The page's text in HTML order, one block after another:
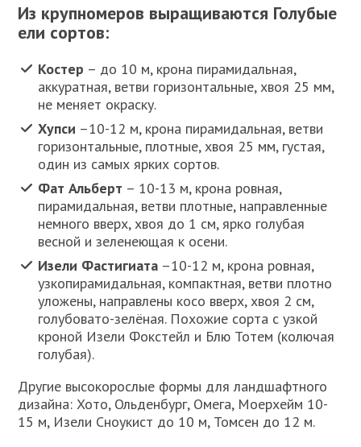
Из крупномеров выращиваются Голубые
ели сортов:
Костер – до 10 м, крона пирамидальная,
аккуратная, ветви горизонтальные, хвоя 25 мм,
не меняет окраску.
Хупси –10-12 м, крона пирамидальная, ветви
горизонтальные, плотные, хвоя 25 мм, густая,
один из самых ярких сортов.
Фат Альберт – 10-13 м, крона ровная,
пирамидальная, ветви плотные, направленные
немного вверх, хвоя до 1 см, ярко голубая
весной и зеленеющая к осени.
Изели Фастигиата –10-12 м, крона ровная,
узкопирамидальная, компактная, ветви плотно
уложены, направлены косо вверх, хвоя 2 см,
голубовато-зелёная. Похожие сорта с узкой
кроной Изели Фокстейл и Блю Тотем (колючая
голубая).
Другие высокорослые формы для ландшафтного
дизайна: Хото, Ольденбург, Омега, Моерхейм 10-
15 м, Изели Сноукист до 10 м, Томсен до 12 м.